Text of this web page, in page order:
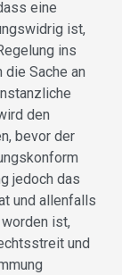
eine
ist,
ins
Sache an
den
bevor der
jedoch das
und allenfalls
ist,
und